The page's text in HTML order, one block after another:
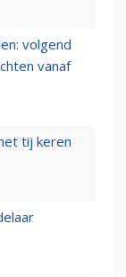
volgend
vanaf
tij keren